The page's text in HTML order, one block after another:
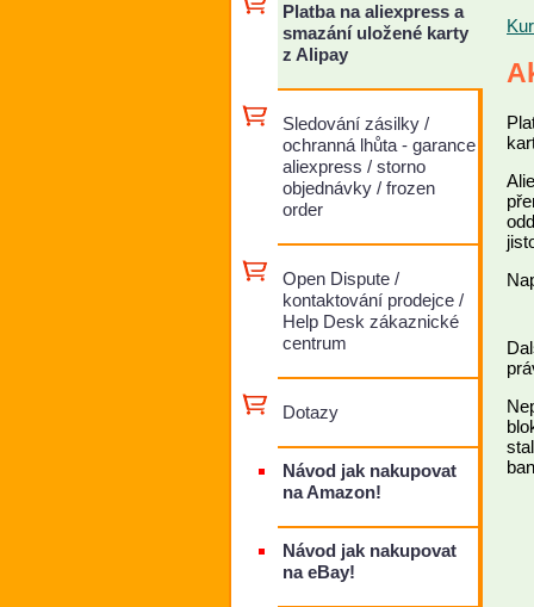
Platba na aliexpress a
smazání uložené karty
z Alipay
Sledování zásilky /
ochranná lhůta - garance
aliexpress / storno
objednávky / frozen
order
Open Dispute /
kontaktování prodejce /
Help Desk zákaznické
centrum
Dotazy
Návod jak nakupovat
na Amazon!
Návod jak nakupovat
na eBay!